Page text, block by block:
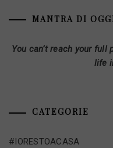
MANTRA DI
You can’t reach your
life
CATEGORIE
#IORESTOACASA